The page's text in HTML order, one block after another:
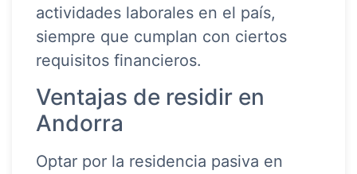
actividades laborales en el país,
siempre que cumplan con ciertos
requisitos financieros.
Ventajas de residir en
Andorra
Optar por la residencia pasiva en